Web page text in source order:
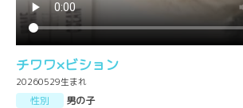
チワワ×ビション
20260529生まれ
性別
男の子